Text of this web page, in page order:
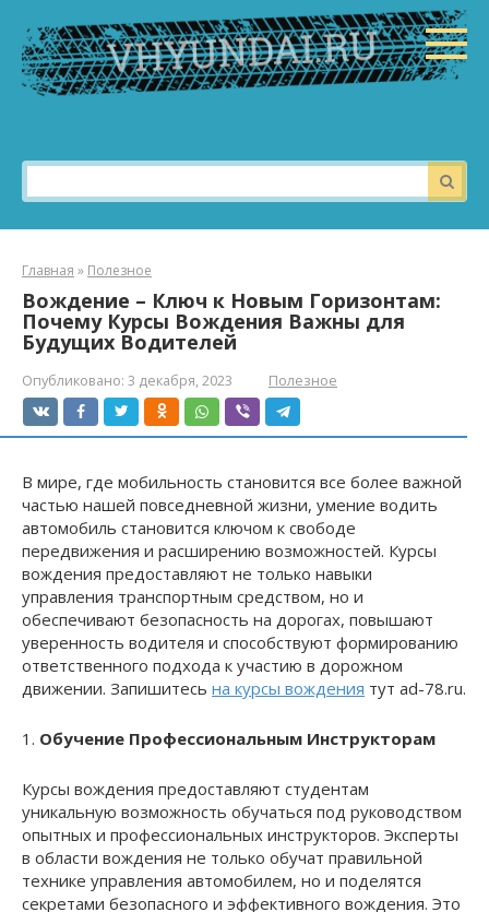
контенту
Поиск:
Главная » Полезное
Вождение – Ключ к Новым Горизонтам:
Почему Курсы Вождения Важны для
Будущих Водителей
Опубликовано: 3 декабря, 2023 Полезное
В мире, где мобильность становится все более важной
частью нашей повседневной жизни, умение водить
автомобиль становится ключом к свободе
передвижения и расширению возможностей. Курсы
вождения предоставляют не только навыки
управления транспортным средством, но и
обеспечивают безопасность на дорогах, повышают
уверенность водителя и способствуют формированию
ответственного подхода к участию в дорожном
движении. Запишитесь на курсы вождения тут ad-78.ru.
1. Обучение Профессиональным Инструкторам
Курсы вождения предоставляют студентам
уникальную возможность обучаться под руководством
опытных и профессиональных инструкторов. Эксперты
в области вождения не только обучат правильной
технике управления автомобилем, но и поделятся
секретами безопасного и эффективного вождения. Это